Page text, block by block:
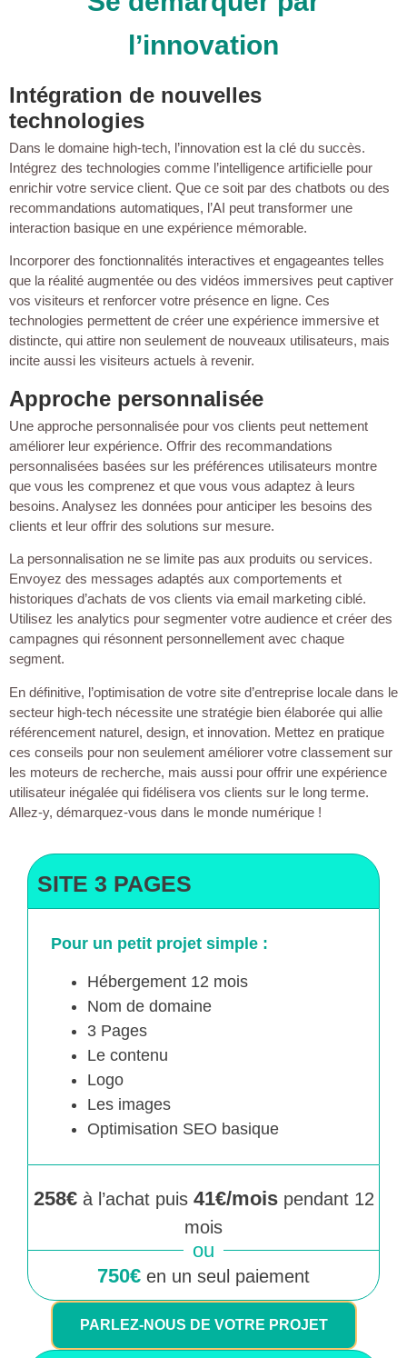
l’innovation
Intégration de nouvelles
technologies
Dans le domaine high-tech, l’innovation est la clé du succès.
Intégrez des technologies comme l’intelligence artificielle pour
enrichir votre service client. Que ce soit par des chatbots ou des
recommandations automatiques, l’AI peut transformer une
interaction basique en une expérience mémorable.
Incorporer des fonctionnalités interactives et engageantes telles
que la réalité augmentée ou des vidéos immersives peut captiver
vos visiteurs et renforcer votre présence en ligne. Ces
technologies permettent de créer une expérience immersive et
distincte, qui attire non seulement de nouveaux utilisateurs, mais
incite aussi les visiteurs actuels à revenir.
Approche personnalisée
Une approche personnalisée pour vos clients peut nettement
améliorer leur expérience. Offrir des recommandations
personnalisées basées sur les préférences utilisateurs montre
que vous les comprenez et que vous vous adaptez à leurs
besoins. Analysez les données pour anticiper les besoins des
clients et leur offrir des solutions sur mesure.
La personnalisation ne se limite pas aux produits ou services.
Envoyez des messages adaptés aux comportements et
historiques d’achats de vos clients via email marketing ciblé.
Utilisez les analytics pour segmenter votre audience et créer des
campagnes qui résonnent personnellement avec chaque
segment.
En définitive, l’optimisation de votre site d’entreprise locale dans le
secteur high-tech nécessite une stratégie bien élaborée qui allie
référencement naturel, design, et innovation. Mettez en pratique
ces conseils pour non seulement améliorer votre classement sur
les moteurs de recherche, mais aussi pour offrir une expérience
utilisateur inégalée qui fidélisera vos clients sur le long terme.
Allez-y, démarquez-vous dans le monde numérique !
SITE 3 PAGES
Pour un petit projet simple :
Hébergement 12 mois
Nom de domaine
3 Pages
Le contenu
Logo
Les images
Optimisation SEO basique
258€ à l’achat puis 41€/mois pendant 12
mois
ou
750€ en un seul paiement
PARLEZ-NOUS DE VOTRE PROJET